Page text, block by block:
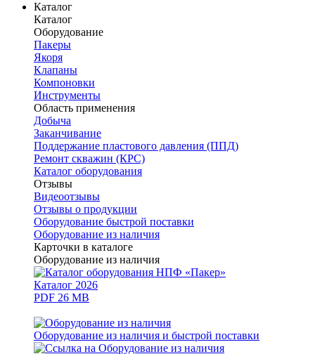
Каталог
Каталог
Оборудование
Пакеры
Якоря
Клапаны
Компоновки
Инструменты
Область применения
Добыча
Заканчивание
Поддержание пластового давления (ППД)
Ремонт скважин (КРС)
Каталог оборудования
Отзывы
Видеоотзывы
Отзывы о продукции
Оборудование быстрой поставки
Оборудование из наличия
Карточки в каталоге
Оборудование из наличия
Каталог 2026
PDF 26 MB
Оборудование из наличия и быстрой поставки